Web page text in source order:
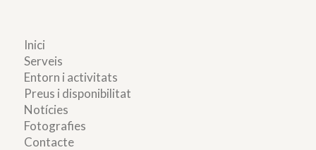
Inici
Serveis
Entorn i activitats
Preus i disponibilitat
Notícies
Fotografies
Contacte